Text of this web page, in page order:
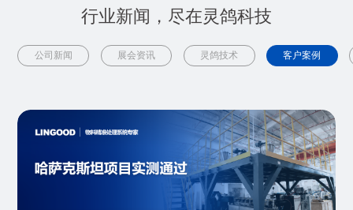
行业新闻，尽在灵鸽科技
公司新闻 展会资讯 灵鸽技术 客户案例